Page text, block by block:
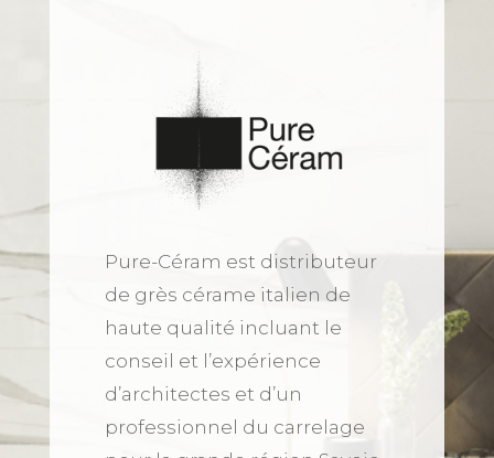
Pure-Céram est distributeur
de grès cérame italien de
haute qualité incluant le
conseil et l’expérience
d’architectes et d’un
professionnel du carrelage